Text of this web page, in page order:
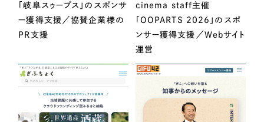
「岐阜スゥープス」のスポンサ
ー獲得支援／協賛企業様の
PR支援
cinema staff主催
「OOPARTS 2026」のスポ
ンサー獲得支援／Webサイト
運営